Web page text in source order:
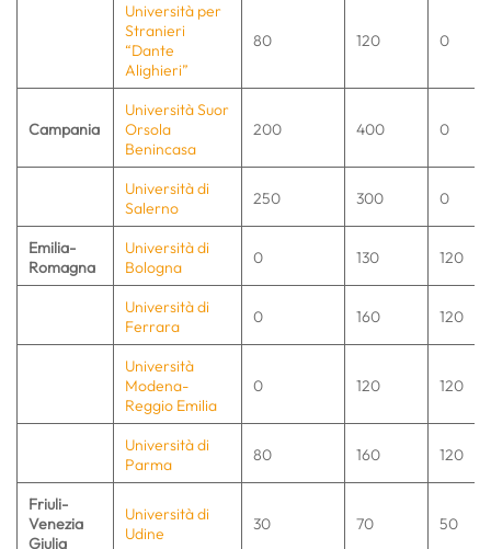
Università per
Stranieri
“Dante
Alighieri”
80 120 0
Campania
Università Suor
Orsola
Benincasa
200 400 0
Università di
Salerno
250 300 0
Emilia-
Romagna
Università di
Bologna
0 130 120
Università di
Ferrara
0 160 120
Università
Modena-
Reggio Emilia
0 120 120
Università di
Parma
80 160 120
Friuli-
Venezia
Giulia
Università di
Udine
30 70 50